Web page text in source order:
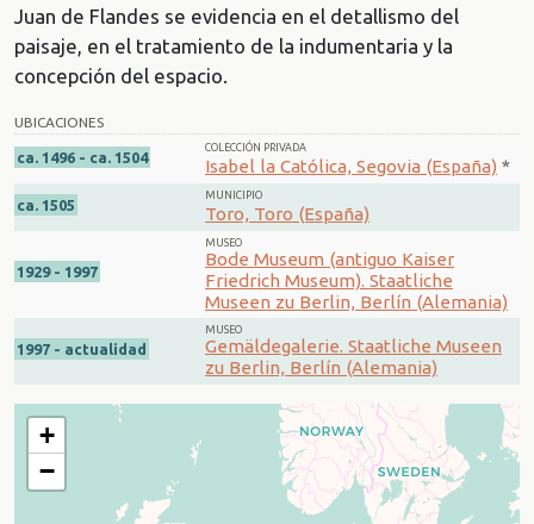
Juan de Flandes se evidencia en el detallismo del
paisaje, en el tratamiento de la indumentaria y la
concepción del espacio.
UBICACIONES
ca. 1496 - ca. 1504
COLECCIÓN PRIVADA
Isabel la Católica, Segovia (España) *
ca. 1505
MUNICIPIO
Toro, Toro (España)
1929 - 1997
MUSEO
Bode Museum (antiguo Kaiser
Friedrich Museum). Staatliche
Museen zu Berlin, Berlín (Alemania)
1997 - actualidad
MUSEO
Gemäldegalerie. Staatliche Museen
zu Berlin, Berlín (Alemania)
+
−